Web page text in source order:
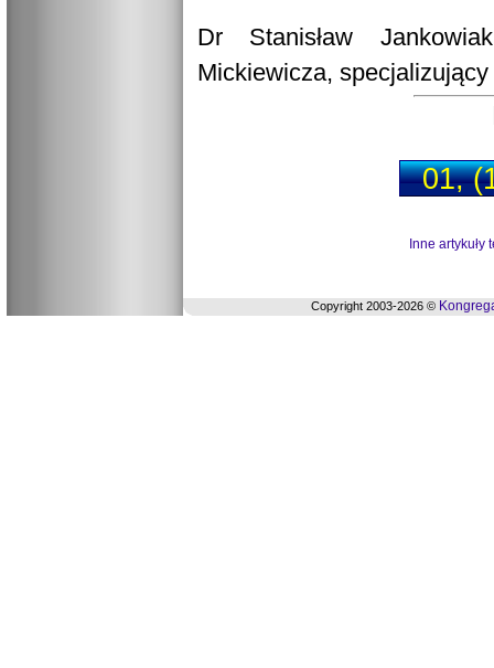
Dr Stanisław
Mickiewicza,
01,
Inne artykuły
Copyright 2003-2026 ©